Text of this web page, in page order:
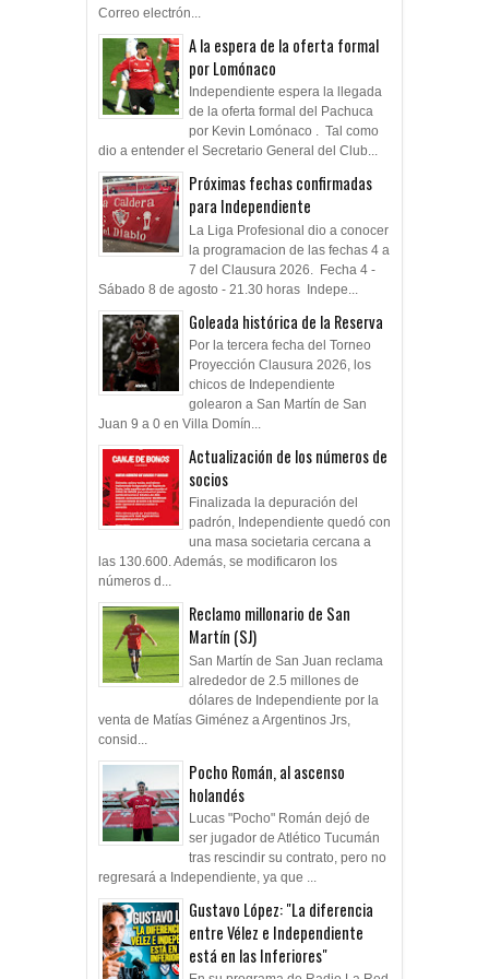
Correo electrón...
A la espera de la oferta formal
por Lomónaco
Independiente espera la llegada
de la oferta formal del Pachuca
por Kevin Lomónaco . Tal como
dio a entender el Secretario General del Club...
Próximas fechas confirmadas
para Independiente
La Liga Profesional dio a conocer
la programacion de las fechas 4 a
7 del Clausura 2026. Fecha 4 -
Sábado 8 de agosto - 21.30 horas Indepe...
Goleada histórica de la Reserva
Por la tercera fecha del Torneo
Proyección Clausura 2026, los
chicos de Independiente
golearon a San Martín de San
Juan 9 a 0 en Villa Domín...
Actualización de los números de
socios
Finalizada la depuración del
padrón, Independiente quedó con
una masa societaria cercana a
las 130.600. Además, se modificaron los
números d...
Reclamo millonario de San
Martín (SJ)
San Martín de San Juan reclama
alrededor de 2.5 millones de
dólares de Independiente por la
venta de Matías Giménez a Argentinos Jrs,
consid...
Pocho Román, al ascenso
holandés
Lucas "Pocho" Román dejó de
ser jugador de Atlético Tucumán
tras rescindir su contrato, pero no
regresará a Independiente, ya que ...
Gustavo López: "La diferencia
entre Vélez e Independiente
está en las Inferiores"